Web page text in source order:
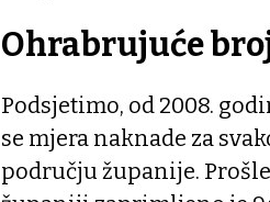
Ohrabrujuće
Podsjetimo, od 2008.
se mjera naknade za
području županije.